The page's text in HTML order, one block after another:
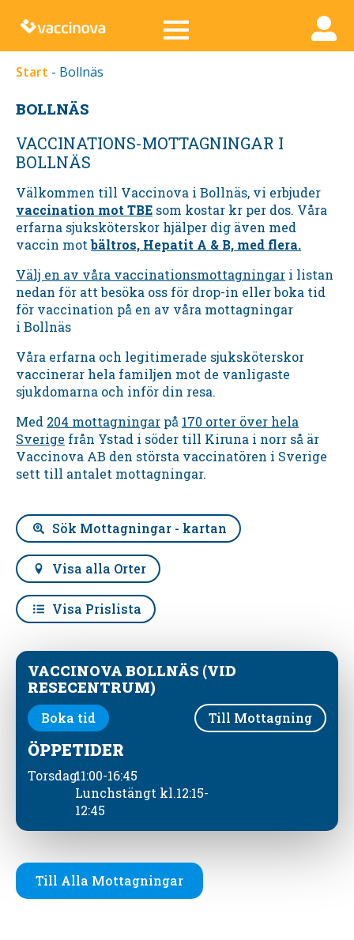
Start - Bollnäs
BOLLNÄS
VACCINATIONS-MOTTAGNINGAR I
BOLLNÄS
Välkommen till Vaccinova i Bollnäs, vi erbjuder
vaccination mot TBE som kostar kr per dos. Våra
erfarna sjuksköterskor hjälper dig även med
vaccin motbältros, Hepatit A & B, med flera.
Välj en av våra vaccinationsmottagningar i listan
nedan för att besöka oss för drop-in eller boka tid
för vaccination på en av våra mottagningar
i Bollnäs
Våra erfarna och legitimerade sjuksköterskor
vaccinerar hela familjen mot de vanligaste
sjukdomarna och inför din resa.
Med 204 mottagningar på 170 orter över hela
Sverige från Ystad i söder till Kiruna i norr så är
Vaccinova AB den största vaccinatören i Sverige
sett till antalet mottagningar.
Sök Mottagningar - kartan
Visa alla Orter
Visa Prislista
VACCINOVA BOLLNÄS (VID
RESECENTRUM)
Boka tid Till Mottagning
ÖPPETIDER
Torsdag11:00-16:45
Lunchstängt kl.12:15-
12:45
Till Alla Mottagningar